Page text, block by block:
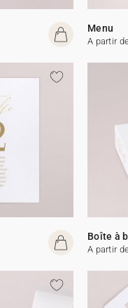
Menu
A partir
Boîte à
A partir